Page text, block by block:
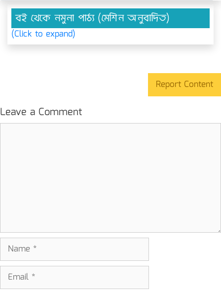
বই থেকে নমুনা পাঠ্য (মেশিন অনুবাদিত)
(Click to expand)
Report Content
Leave a Comment
Name
Email